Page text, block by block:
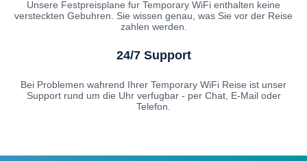
Unsere Festpreisplane fur Temporary WiFi enthalten keine
versteckten Gebuhren. Sie wissen genau, was Sie vor der Reise
zahlen werden.
24/7 Support
Bei Problemen wahrend Ihrer Temporary WiFi Reise ist unser
Support rund um die Uhr verfugbar - per Chat, E-Mail oder
Telefon.